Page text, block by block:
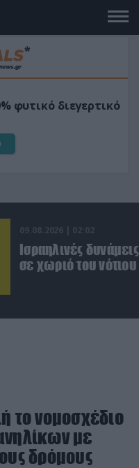
τον κήπο σου με το
Αλυσοπρίονο με
09.08.2026 | 02:02
Ισραηλινές
σε χωριό του
το νομοσχέδιο
με
δρόμους